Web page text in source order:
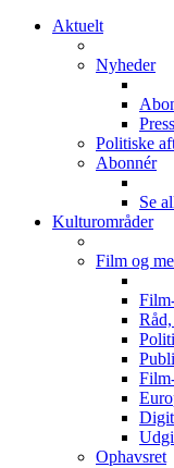
Aktuelt
Nyheder
Politiske
Abonnér
Se
Kulturområder
Film og
Ophavsret